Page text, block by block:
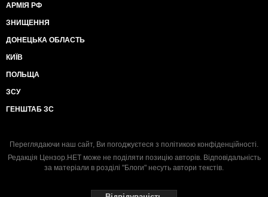
АРМІЯ РФ
ЗНИЩЕННЯ
ДОНЕЦЬКА ОБЛАСТЬ
КИЇВ
ПОЛЬЩА
ЗСУ
ГЕНШТАБ ЗС
Переглядаючи наш сайт, Ви погоджуєтеся з політикою конфіденційності.
Редакція Цензор.НЕТ може не поділяти позицію авторів. Відповідальність
за матеріали в розділі "Блоги" несуть автори текстів.